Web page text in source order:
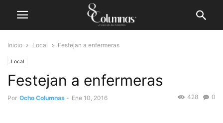
Inicio Local Festejan a enfermeras
Local
Festejan a enfermeras
Por Ocho Columnas - Ene 10, 2016 0
428